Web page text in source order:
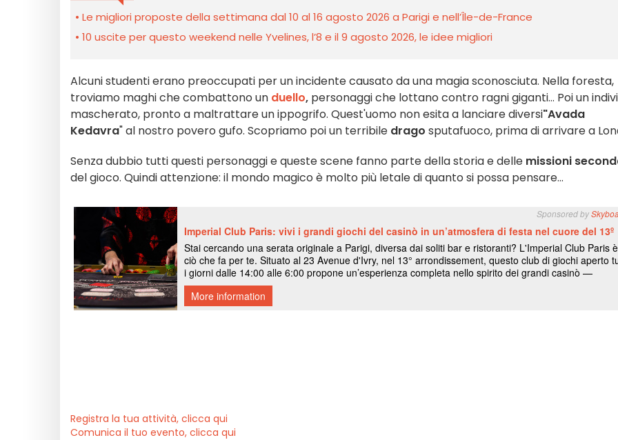
Le migliori proposte della settimana dal 10 al 16 agosto 2026 a Parigi e nell’Île-de-France
10 uscite per questo weekend nelle Yvelines, l’8 e il 9 agosto 2026, le idee migliori
Alcuni studenti erano preoccupati per un incidente causato da una magia sconosciuta. Nella foresta,
troviamo maghi che combattono un duello, personaggi che lottano contro ragni giganti... Poi un
mascherato, pronto a maltrattare un ippogrifo. Quest'uomo non esita a lanciare diversi"Avada
Kedavra" al nostro povero gufo. Scopriamo poi un terribile drago sputafuoco, prima di arrivare a
Senza dubbio tutti questi personaggi e queste scene fanno parte della storia e delle missioni
del gioco. Quindi attenzione: il mondo magico è molto più letale di quanto si possa pensare...
Registra la tua attività, clicca qui
Comunica il tuo evento, clicca qui